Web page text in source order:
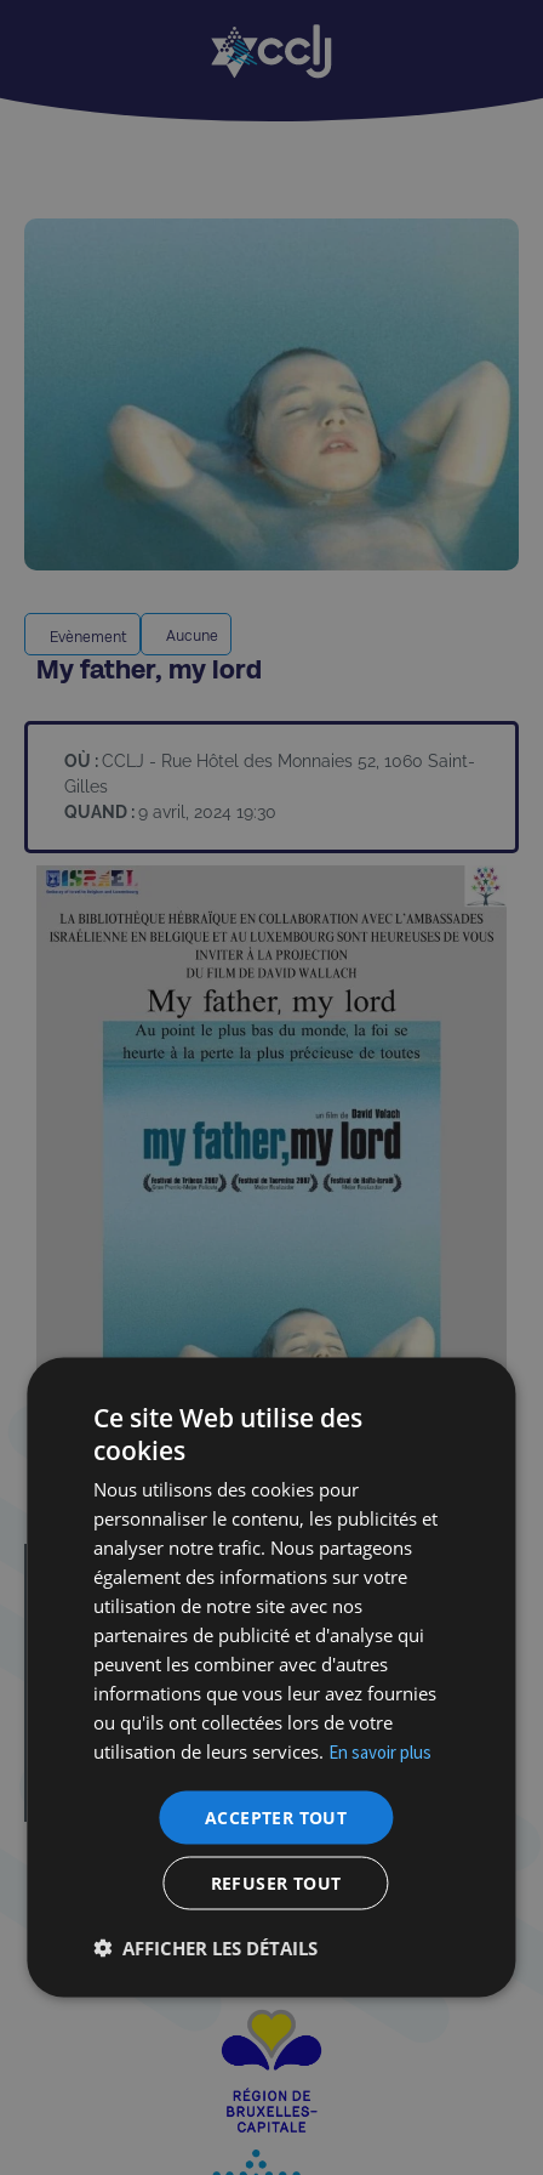
Evènement Aucune
My father, my lord
OÙ :CCLJ - Rue Hôtel des Monnaies 52, 1060 Saint-
Gilles
QUAND :9 avril, 2024 19:30
Dans la même catégorie d'article :
Dibook | Les élections en Israël
Spirou dans la tourmente de la Shoah
Atelier Tenou’a avec Delphine Horvilleur
Atelier Tenou’a avec Delphine Horvilleur
Cabaret Milmoul
Ce site Web utilise des
cookies
Nous utilisons des cookies pour
personnaliser le contenu, les publicités et
analyser notre trafic. Nous partageons
également des informations sur votre
utilisation de notre site avec nos
partenaires de publicité et d'analyse qui
peuvent les combiner avec d'autres
informations que vous leur avez fournies
ou qu'ils ont collectées lors de votre
utilisation de leurs services. En savoir plus
ACCEPTER TOUT
REFUSER TOUT
AFFICHER LES DÉTAILS